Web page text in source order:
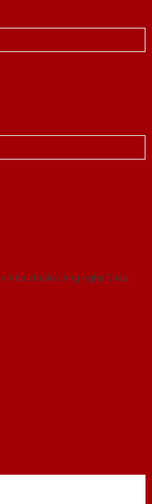
tiêu chuẩn công nghệ Châu